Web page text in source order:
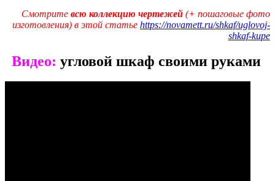
Смотрите всю коллекцию чертежей (+ пошаговые фото
изготовления) в этой статье https://novamett.ru/shkaf/uglovoj-
shkaf-kupe
Видео: угловой шкаф своими руками